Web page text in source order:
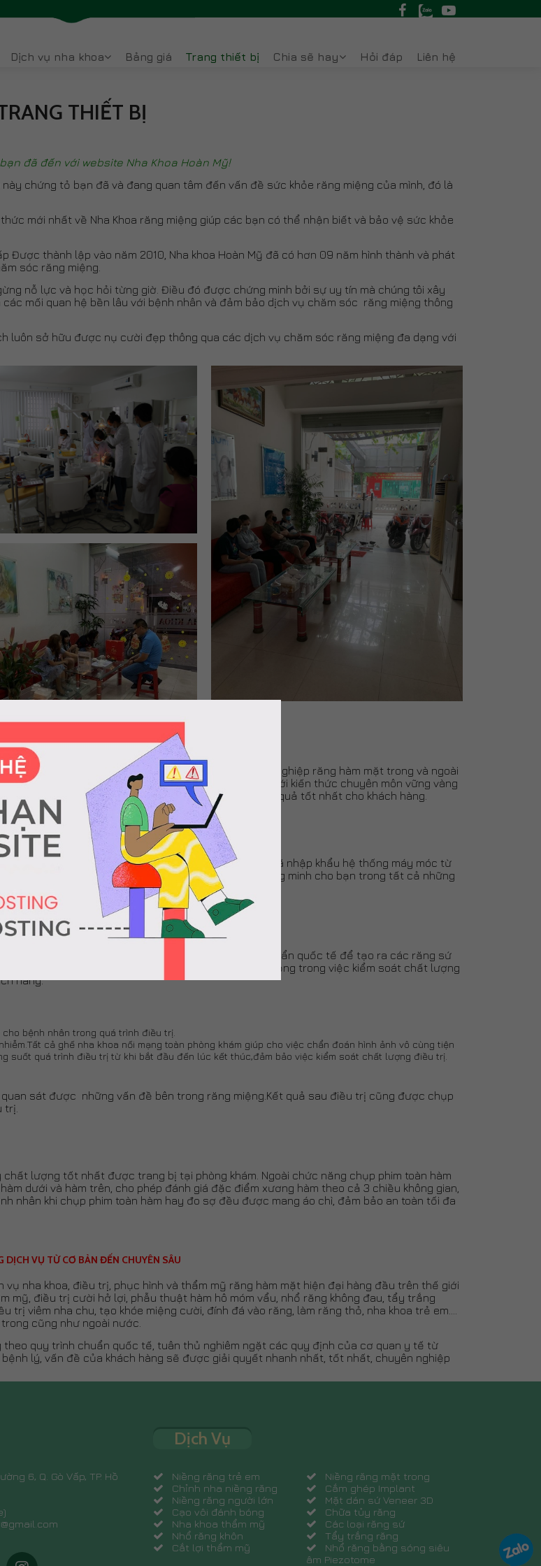
Dịch vụ nha khoa Bảng giá Trang thiết bị Chia sẽ hay Hỏi đáp Liên hệ
THIẾT BỊ
đã đến với website Nha Khoa Hoàn Mỹ!
chứng tỏ bạn đã và đang quan tâm đến vấn đề sức khỏe răng miệng của mình, đó là
mới nhất về Nha Khoa răng miệng giúp các bạn có thể nhận biết và bảo vệ sức khỏe
Được thành lập vào năm 2010, Nha khoa Hoàn Mỹ đã có hơn 09 năm hình thành và phát
sóc răng miệng.
nỗ lực và học hỏi từng giờ. Điều đó được chứng minh bởi sự uy tín mà chúng tôi xây
mối quan hệ bền lâu với bệnh nhân và đảm bảo dịch vụ chăm sóc răng miệng thông
luôn sở hữu được nụ cười đẹp thông qua các dịch vụ chăm sóc răng miệng đa dạng với
từ đội ngũ Bác sĩ có nhiều năm kinh nghiệm, tốt nghiệp răng hàm mặt trong và ngoài
có nền nha khoa phát triển bậc nhất trên thế giới.Với kiến thức chuyên môn vững vàng
trình chuẩn quốc tế, các bác sĩ luôn mang đến kết quả tốt nhất cho khách hàng.
mặt tốt nhất đến khách hàng, Nha Khoa Hoàn Mỹ đã nhập khẩu hệ thống máy móc từ
là những cơ sở để chúng tôi tự tin sẽ là lựa chọn thông minh cho bạn trong tất cả những
đầy đủ các máy móc hiện đại, vật liệu đúng tiêu chuẩn quốc tế để tạo ra các răng sứ
riêng, Nha Khoa Hoàn Mỹ có thể hoàn toàn chủ động trong việc kiểm soát chất lượng
hàng.
bệnh nhân trong quá trình điều trị.
cả ghế nha khoa nối mạng toàn phòng khám giúp cho việc chẩn đoán hình ảnh vô cùng tiện
suốt quá trình điều trị từ khi bắt đầu đến lúc kết thúc,đảm bảo việc kiểm soát chất lượng điều trị.
sát được những vấn đề bên trong răng miệng.Kết quả sau điều trị cũng được chụp
trị.
lượng tốt nhất được trang bị tại phòng khám. Ngoài chức năng chụp phim toàn hàm
dưới và hàm trên, cho phép đánh giá đặc điểm xương hàm theo cả 3 chiều không gian,
nhân khi chụp phim toàn hàm hay đo sợ đều được mang áo chì, đảm bảo an toàn tối đa
DỊCH VỤ TỪ CƠ BẢN ĐẾN CHUYÊN SÂU
nha khoa, điều trị, phục hình và thẩm mỹ răng hàm mặt hiện đại hàng đầu trên thế giới
mỹ, điều trị cười hở lợi, phẫu thuật hàm hô móm vẩu, nhổ răng không đau, tẩy trắng
trị viêm nha chu, tạo khóe miệng cười, đính đá vào răng, làm răng thỏ, nha khoa trẻ em….
cũng như ngoài nước.
theo quy trình chuẩn quốc tế, tuân thủ nghiêm ngặt các quy định của cơ quan y tế từ
lý, vấn đề của khách hàng sẽ được giải quyết nhanh nhất, tốt nhất, chuyên nghiệp
6, Q. Gò Vấp, TP. Hồ
Dịch Vụ
Niềng răng trẻ em
Niềng răng mặt trong
Chỉnh nha niềng răng
Cắm ghép Implant
Niềng răng người lớn
Mặt dán sứ Veneer 3D
Cạo vôi đánh bóng
Chữa tủy răng
Nha khoa thẩm mỹ
Các loại răng sứ
Nhổ răng khôn
Tẩy trắng răng
Cắt lợi thẩm mỹ
Nhổ răng bằng sóng siêu
âm Piezotome